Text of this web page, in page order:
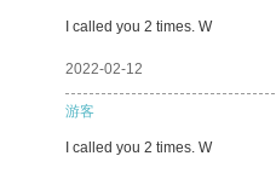
I called you 2 times. W
2022-02-12
游客
I called you 2 times. W